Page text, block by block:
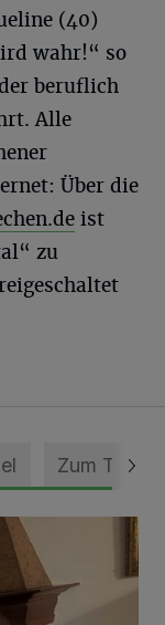
(40)
wahr!“ so
beruflich
Alle
Über die
ist
zu
Zum Thema